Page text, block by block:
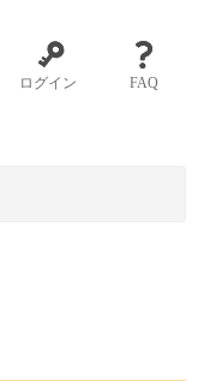
ログイン FAQ